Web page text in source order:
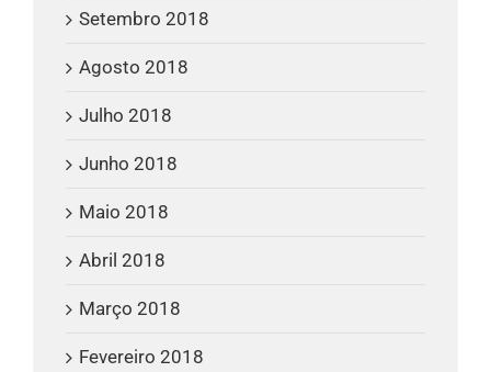
Setembro 2018
Agosto 2018
Julho 2018
Junho 2018
Maio 2018
Abril 2018
Março 2018
Fevereiro 2018